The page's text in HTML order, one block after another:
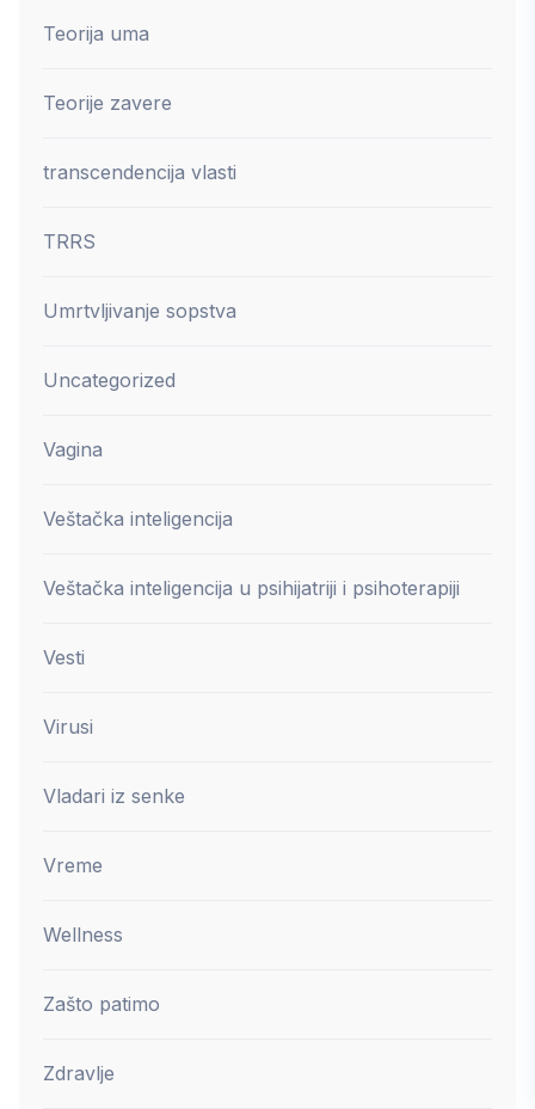
Teorija uma
Teorije zavere
transcendencija vlasti
TRRS
Umrtvljivanje sopstva
Uncategorized
Vagina
Veštačka inteligencija
Veštačka inteligencija u psihijatriji i psihoterapiji
Vesti
Virusi
Vladari iz senke
Vreme
Wellness
Zašto patimo
Zdravlje